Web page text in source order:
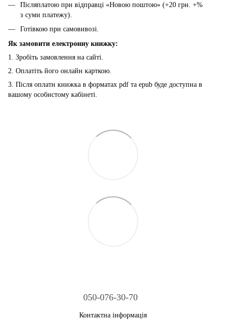
Післяплатою при відправці «Новою поштою» (+20 грн. +%
з суми платежу).
Готівкою при самовивозі.
Як замовити електронну книжку:
1. Зробіть замовлення на сайті.
2. Оплатіть його онлайн карткою.
3. Після оплати книжка в форматах pdf та epub буде доступна в
вашому особистому кабінеті.
050-076-30-70
Контактна інформація